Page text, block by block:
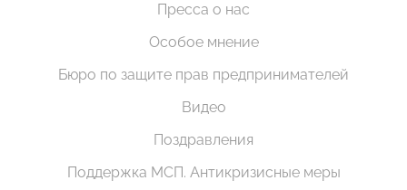
Пресса о нас
Особое мнение
Бюро по защите прав предпринимателей
Видео
Поздравления
Поддержка МСП. Антикризисные меры